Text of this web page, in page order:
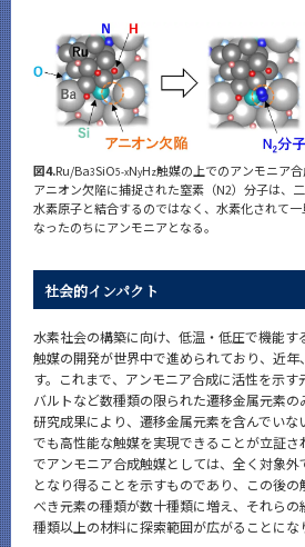
図4.Ru/Ba3SiO5-xNyHz触媒の上でのアンモニア
アニオン欠陥に捕捉された窒素（N2）分子は、
水素原子と結合するのではなく、水素化されて
なったのちにアンモニアとなる。
社会的インパクト
水素社会の構築に向け、低温・低圧で機能
触媒の開発が世界中で進められており、近
す。これまで、アンモニア合成に活性を示
バルトなど数種類の限られた遷移金属元素
研究成果により、遷移金属元素を含んでい
でも高性能な触媒を実現できることが立証
でアンモニア合成触媒としては、全く対象
となり得ることを示すものであり、この後
べき元素の種類が数十種類に増え、それら
種類以上の材料に探索範囲が広がることにな